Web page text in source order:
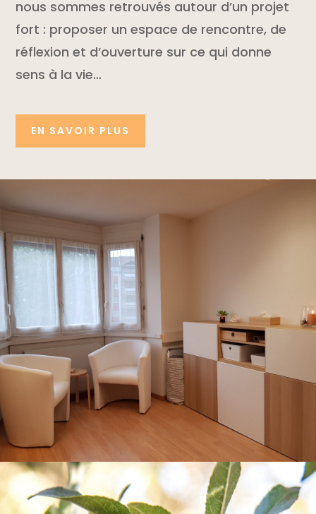
nous sommes retrouvés autour d’un projet
fort : proposer un espace de rencontre, de
réflexion et d’ouverture sur ce qui donne
sens à la vie…
EN SAVOIR PLUS